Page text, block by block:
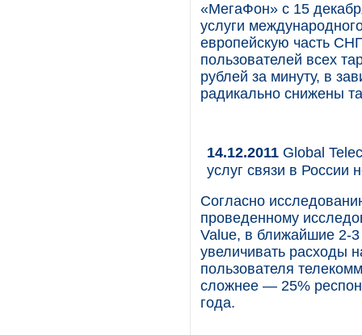
«МегаФон» с 15
услуги
европейскую часть
пользователей всех
рублей за минуту, в
радикально снижены
14.12.2011 Global
услуг связи в России
Согласно
проведенному
Value, в ближайшие 2-3
увеличивать расходы
пользователя
сложнее — 25%
года.